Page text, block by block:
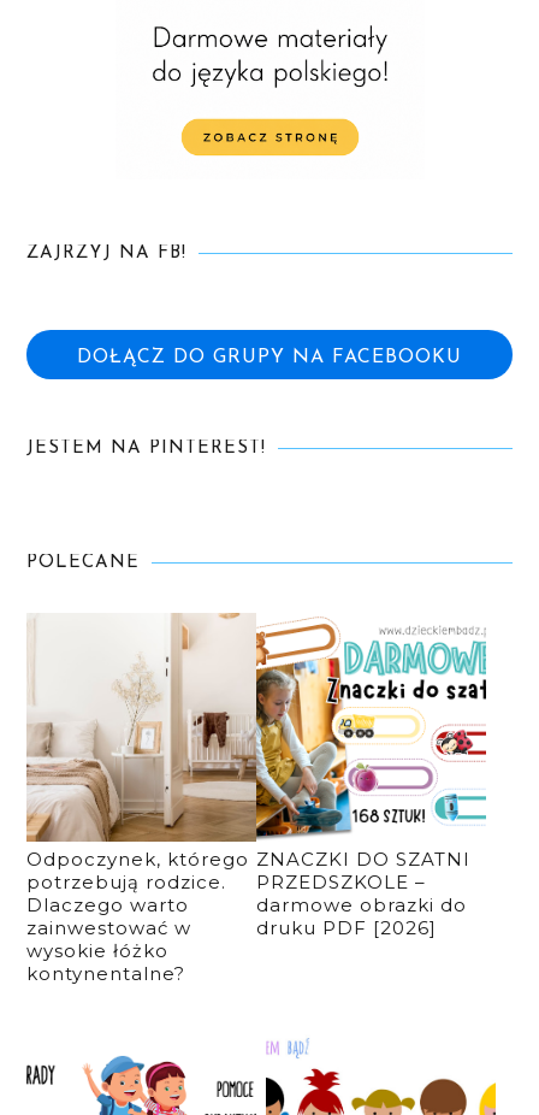
ZAJRZYJ NA FB!
DOŁĄCZ DO GRUPY NA FACEBOOKU
JESTEM NA PINTEREST!
POLECANE
Odpoczynek, którego
potrzebują rodzice.
Dlaczego warto
zainwestować w
wysokie łóżko
kontynentalne?
ZNACZKI DO SZATNI
PRZEDSZKOLE –
darmowe obrazki do
druku PDF [2026]